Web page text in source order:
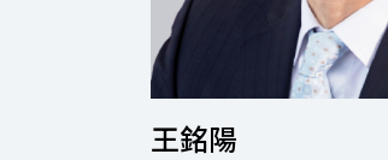
王銘陽